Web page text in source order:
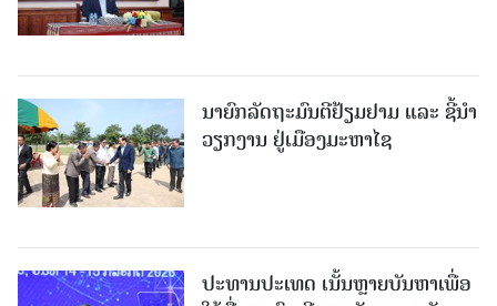
ນາຍົກລັດຖະມົນຕີຢ້ຽມຢາມ ແລະ ຊີ້ນຳ
ວຽກງານ ຢູ່ເມືອງມະຫາໄຊ
ປະທານປະເທດ ເນັ້ນຫຼາຍບັນຫາເພື່ອ